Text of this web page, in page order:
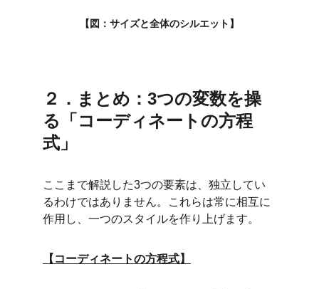
【図：サイズと全体のシルエット】
２．まとめ：3つの変数を操
る「コーディネートの方程
式」
ここまで解説した3つの要素は、独立してい
るわけではありません。これらは常に相互に
作用し、一つのスタイルを作り上げます。
【コーディネートの方程式】